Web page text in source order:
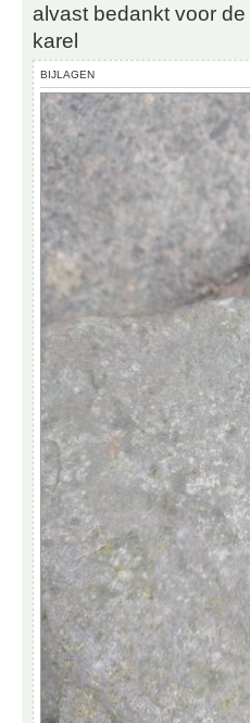
alvast bedankt voor
karel
BIJLAGEN